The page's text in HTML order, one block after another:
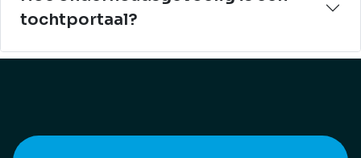
tochtportaal?